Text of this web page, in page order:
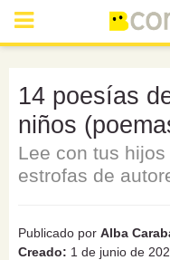
14 poesías
niños
Lee con tus
estrofas de
Publicado por Alba
Creado: 1 de junio de